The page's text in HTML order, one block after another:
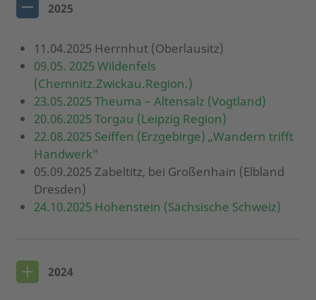
2025
11.04.2025 Herrnhut (Oberlausitz)
09.05. 2025 Wildenfels
(Chemnitz.Zwickau.Region.)
23.05.2025 Theuma – Altensalz (Vogtland)
20.06.2025 Torgau (Leipzig Region)
22.08.2025 Seiffen (Erzgebirge) „Wandern trifft
Handwerk“
05.09.2025 Zabeltitz, bei Großenhain (Elbland
Dresden)
24.10.2025 Hohenstein (Sächsische Schweiz)
2024